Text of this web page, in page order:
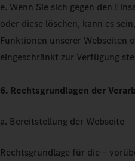
e. Wenn Sie sich gegen den
oder diese löschen, kann es
Funktionen unserer Webseiten
eingeschränkt zur Verfügung
6. Rechtsgrundlagen der
a. Bereitstellung der Webseite
Rechtsgrundlage für die –